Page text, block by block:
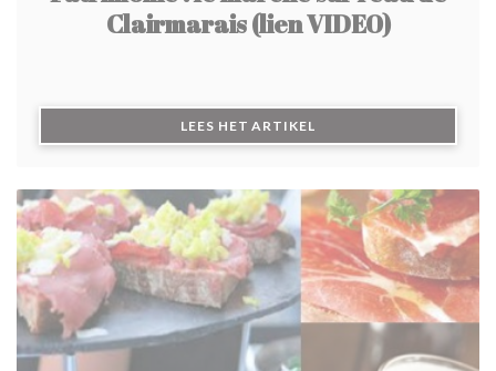
Clairmarais (lien VIDEO)
LEES HET ARTIKEL((OPENT IN EEN NIEUW